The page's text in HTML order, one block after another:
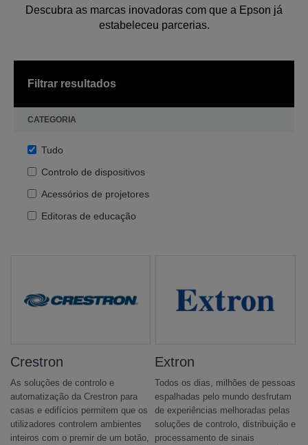
Descubra as marcas inovadoras com que a Epson já
estabeleceu parcerias.
Filtrar resultados
CATEGORIA
Tudo
Controlo de dispositivos
Acessórios de projetores
Editoras de educação
Crestron
As soluções de controlo e
automatização da Crestron para
casas e edifícios permitem que os
utilizadores controlem ambientes
inteiros com o premir de um botão,
Extron
Todos os dias, milhões de pessoas
espalhadas pelo mundo desfrutam
de experiências melhoradas pelas
soluções de controlo, distribuição e
processamento de sinais